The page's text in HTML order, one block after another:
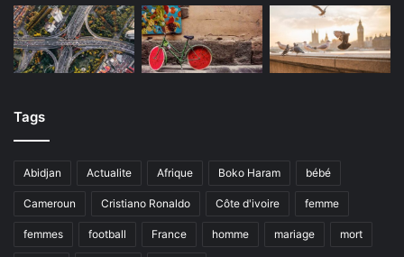
Tags
Abidjan Actualite Afrique Boko Haram bébé
Cameroun Cristiano Ronaldo Côte d'ivoire femme
femmes football France homme mariage mort